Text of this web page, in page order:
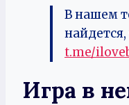
В нашем
t.me/
Игра в